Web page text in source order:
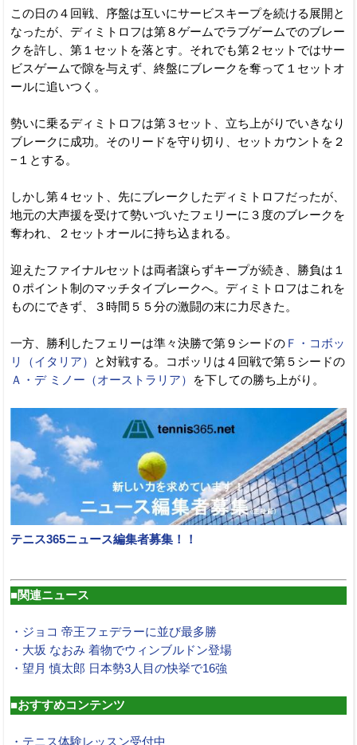
この日の４回戦、序盤は互いにサービスキープを続ける展開と
なったが、ディミトロフは第８ゲームでラブゲームでのブレー
クを許し、第１セットを落とす。それでも第２セットではサー
ビスゲームで隙を与えず、終盤にブレークを奪って１セットオ
ールに追いつく。
勢いに乗るディミトロフは第３セット、立ち上がりでいきなり
ブレークに成功。そのリードを守り切り、セットカウントを２
−１とする。
しかし第４セット、先にブレークしたディミトロフだったが、
地元の大声援を受けて勢いづいたフェリーに３度のブレークを
奪われ、２セットオールに持ち込まれる。
迎えたファイナルセットは両者譲らずキープが続き、勝負は１
０ポイント制のマッチタイブレークへ。ディミトロフはこれを
ものにできず、３時間５５分の激闘の末に力尽きた。
一方、勝利したフェリーは準々決勝で第９シードの Ｆ・コボッ
リ（イタリア）
と対戦する。コボッリは４回戦で第５シードの
Ａ・デ ミノー（オーストラリア）
を下しての勝ち上がり。
テニス365ニュース編集者募集！！
■関連ニュース
・ジョコ 帝王フェデラーに並び最多勝
・大坂 なおみ 着物でウィンブルドン登場
・望月 慎太郎 日本勢3人目の快挙で16強
■おすすめコンテンツ
・テニス体験レッスン受付中